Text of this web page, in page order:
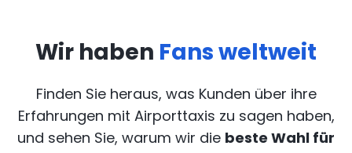
Wir haben Fans weltweit
Finden Sie heraus, was Kunden über ihre
Erfahrungen mit Airporttaxis zu sagen haben,
und sehen Sie, warum wir die beste Wahl für